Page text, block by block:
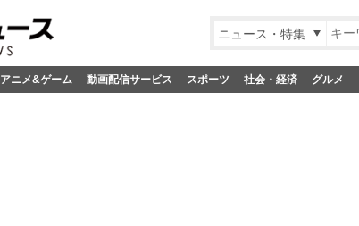
ニュース・特集
アニメ&ゲーム 動画配信サービス スポーツ 社会・経済 グルメ